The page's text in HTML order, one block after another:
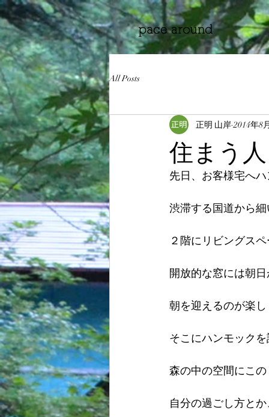
All Posts
住まう
正明 山岸 2014年8
先日、お客様宅へ
渋滞する国道から
２階にリビングス
開放的な窓には朝
朝を迎えるのが楽
そこにハンモック
森の中の空間にこ
自分の過ごし方と